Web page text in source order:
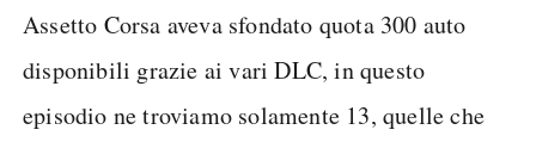
Assetto Corsa aveva sfondato quota 300 auto
disponibili grazie ai vari DLC, in questo
episodio ne troviamo solamente 13, quelle che